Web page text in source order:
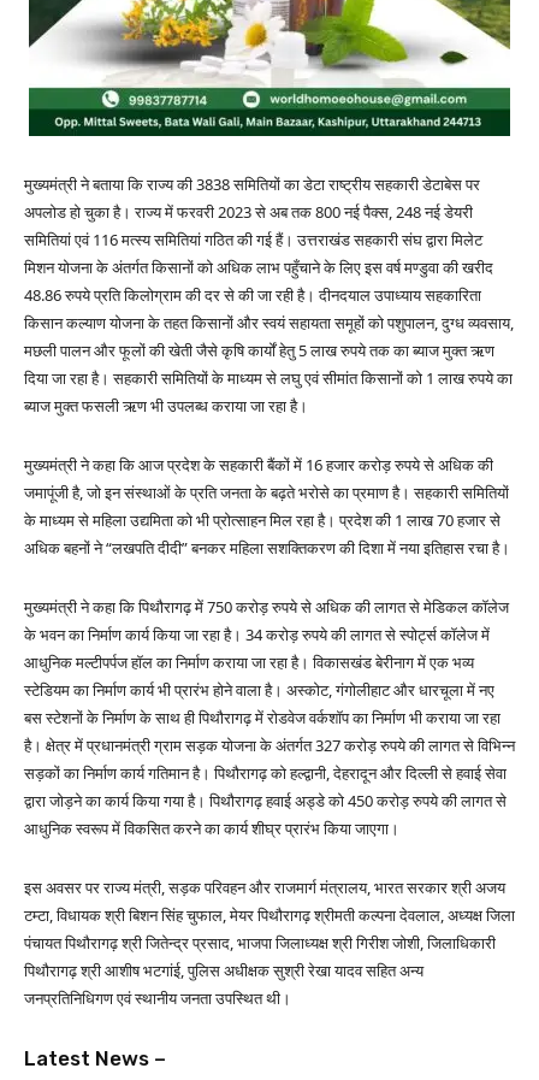
मुख्यमंत्री ने बताया कि राज्य की 3838 समितियों का डेटा राष्ट्रीय सहकारी डेटाबेस पर
अपलोड हो चुका है। राज्य में फरवरी 2023 से अब तक 800 नई पैक्स, 248 नई डेयरी
समितियां एवं 116 मत्स्य समितियां गठित की गई हैं। उत्तराखंड सहकारी संघ द्वारा मिलेट
मिशन योजना के अंतर्गत किसानों को अधिक लाभ पहुँचाने के लिए इस वर्ष मण्डुवा की खरीद
48.86 रुपये प्रति किलोग्राम की दर से की जा रही है। दीनदयाल उपाध्याय सहकारिता
किसान कल्याण योजना के तहत किसानों और स्वयं सहायता समूहों को पशुपालन, दुग्ध व्यवसाय,
मछली पालन और फूलों की खेती जैसे कृषि कार्यों हेतु 5 लाख रुपये तक का ब्याज मुक्त ऋण
दिया जा रहा है। सहकारी समितियों के माध्यम से लघु एवं सीमांत किसानों को 1 लाख रुपये का
ब्याज मुक्त फसली ऋण भी उपलब्ध कराया जा रहा है।
मुख्यमंत्री ने कहा कि आज प्रदेश के सहकारी बैंकों में 16 हजार करोड़ रुपये से अधिक की
जमापूंजी है, जो इन संस्थाओं के प्रति जनता के बढ़ते भरोसे का प्रमाण है। सहकारी समितियों
के माध्यम से महिला उद्यमिता को भी प्रोत्साहन मिल रहा है। प्रदेश की 1 लाख 70 हजार से
अधिक बहनों ने “लखपति दीदी” बनकर महिला सशक्तिकरण की दिशा में नया इतिहास रचा है।
मुख्यमंत्री ने कहा कि पिथौरागढ़ में 750 करोड़ रुपये से अधिक की लागत से मेडिकल कॉलेज
के भवन का निर्माण कार्य किया जा रहा है। 34 करोड़ रुपये की लागत से स्पोर्ट्स कॉलेज में
आधुनिक मल्टीपर्पज हॉल का निर्माण कराया जा रहा है। विकासखंड बेरीनाग में एक भव्य
स्टेडियम का निर्माण कार्य भी प्रारंभ होने वाला है। अस्कोट, गंगोलीहाट और धारचूला में नए
बस स्टेशनों के निर्माण के साथ ही पिथौरागढ़ में रोडवेज वर्कशॉप का निर्माण भी कराया जा रहा
है। क्षेत्र में प्रधानमंत्री ग्राम सड़क योजना के अंतर्गत 327 करोड़ रुपये की लागत से विभिन्न
सड़कों का निर्माण कार्य गतिमान है। पिथौरागढ़ को हल्द्वानी, देहरादून और दिल्ली से हवाई सेवा
द्वारा जोड़ने का कार्य किया गया है। पिथौरागढ़ हवाई अड्डे को 450 करोड़ रुपये की लागत से
आधुनिक स्वरूप में विकसित करने का कार्य शीघ्र प्रारंभ किया जाएगा।
इस अवसर पर राज्य मंत्री, सड़क परिवहन और राजमार्ग मंत्रालय, भारत सरकार श्री अजय
टम्टा, विधायक श्री बिशन सिंह चुफाल, मेयर पिथौरागढ़ श्रीमती कल्पना देवलाल, अध्यक्ष जिला
पंचायत पिथौरागढ़ श्री जितेन्द्र प्रसाद, भाजपा जिलाध्यक्ष श्री गिरीश जोशी, जिलाधिकारी
पिथौरागढ़ श्री आशीष भटगांई, पुलिस अधीक्षक सुश्री रेखा यादव सहित अन्य
जनप्रतिनिधिगण एवं स्थानीय जनता उपस्थित थी।
Latest News –